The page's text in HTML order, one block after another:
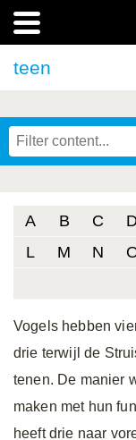
teen
A B C
L
M N
Vogels hebben
drie terwijl de
tenen. De manier
maken met hun
heeft drie naar